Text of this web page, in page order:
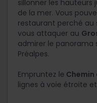
sillonner les hauteurs
de la mer. Vous
restaurant perché
vous attaquer au
admirer le panorama
Préalpes.
Empruntez le
lignes à voie étroite